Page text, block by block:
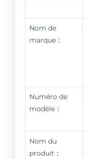
Nom de
marque：
Numéro de
modèle：
Nom du
produit：